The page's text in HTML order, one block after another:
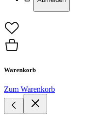
Warenkorb
Zum Warenkorb